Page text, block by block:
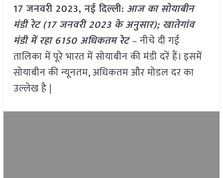
17 जनवरी 2023, नई दिल्ली: आज का सोयाबीन
मंडी रेट (17 जनवरी 2023 के अनुसार); खातेगांव
मंडी में रहा 6150 अधिकतम रेट– नीचे दी गई
तालिका में पूरे भारत में सोयाबीन की मंडी दरें हैं। इसमें
सोयाबीन की न्यूनतम, अधिकतम और मोडल दर का
उल्लेख है |